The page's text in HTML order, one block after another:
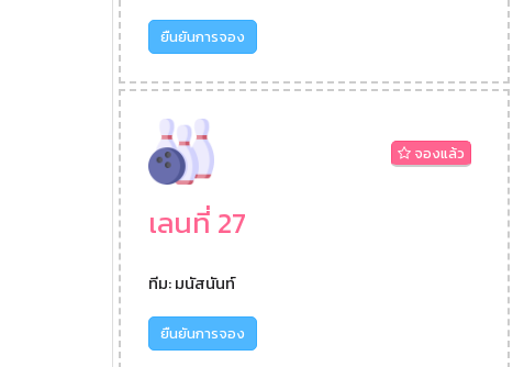
ยืนยันการจอง
เลนที่ 27
จองแล้ว
ทีม: มนัสนันท์
ยืนยันการจอง